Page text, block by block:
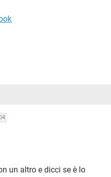
un altro e dicci se è lo